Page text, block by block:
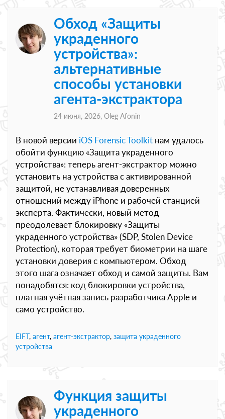
Обход «Защиты
украденного
устройства»:
альтернативные
способы установки
агента-экстрактора
24 июня, 2026, Oleg Afonin
В новой версии iOS Forensic Toolkit нам удалось
обойти функцию «Защита украденного
устройства»: теперь агент-экстрактор можно
установить на устройства с активированной
защитой, не устанавливая доверенных
отношений между iPhone и рабочей станцией
эксперта. Фактически, новый метод
преодолевает блокировку «Защиты
украденного устройства» (SDP, Stolen Device
Protection), которая требует биометрии на шаге
установки доверия с компьютером. Обход
этого шага означает обход и самой защиты. Вам
понадобятся: код блокировки устройства,
платная учётная запись разработчика Apple и
само устройство.
EIFT, агент, агент-экстрактор, защита украденного
устройства
Функция защиты
украденного